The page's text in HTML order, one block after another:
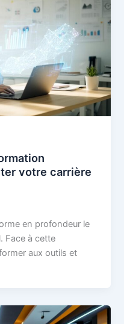
votre carrière
en profondeur le
Face à cette
aux outils et